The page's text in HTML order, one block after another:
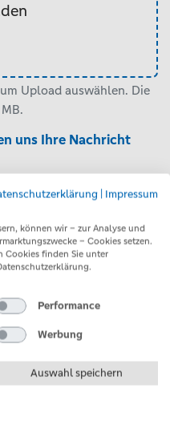
Upload auswählen. Die
uns Ihre Nachricht
der VR Smart Finanz?
| Impressum
können wir – zur Analyse und
– Cookies setzen.
Cookies finden Sie unter
Performance
Werbung
Auswahl speichern